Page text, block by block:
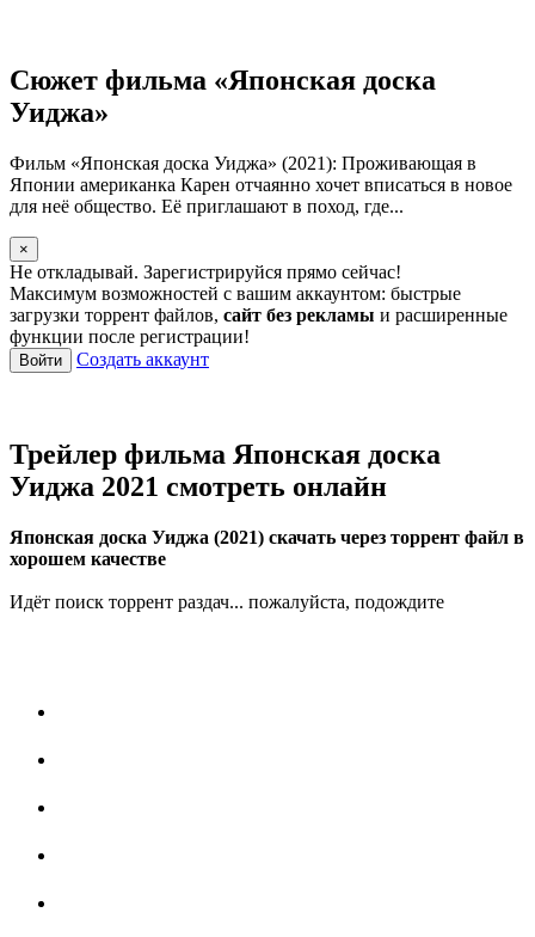
Сюжет фильма «Японская доска
Уиджа»
Фильм «Японская доска Уиджа» (2021): Проживающая в
Японии американка Карен отчаянно хочет вписаться в новое
для неё общество. Её приглашают в поход, где...
×
Не откладывай. Зарегистрируйся прямо сейчас!
Максимум возможностей с вашим аккаунтом: быстрые
загрузки торрент файлов, сайт без рекламы и расширенные
функции после регистрации!
Войти Создать аккаунт
Трейлер фильма Японская доска
Уиджа 2021 смотреть онлайн
Японская доска Уиджа (2021) скачать через торрент файл в
хорошем качестве
Идёт поиск торрент раздач... пожалуйста, подождите